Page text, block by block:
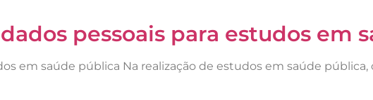
pessoais para estudos em
em saúde pública Na realização de estudos em saúde pública,